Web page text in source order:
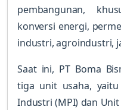
pembangunan,
konversi energi,
industri, agroindustri,
Saat ini, PT Boma
tiga unit usaha,
Industri (MPI) dan